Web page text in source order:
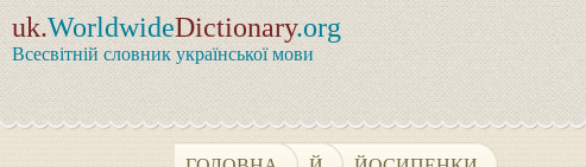
uk.WorldwideDictionary.org
Всесвітній словник української мови